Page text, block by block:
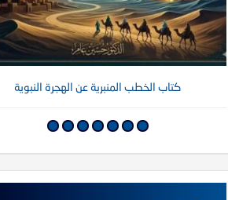
كتاب الخطب المنبرية عن الهجرة النبوية